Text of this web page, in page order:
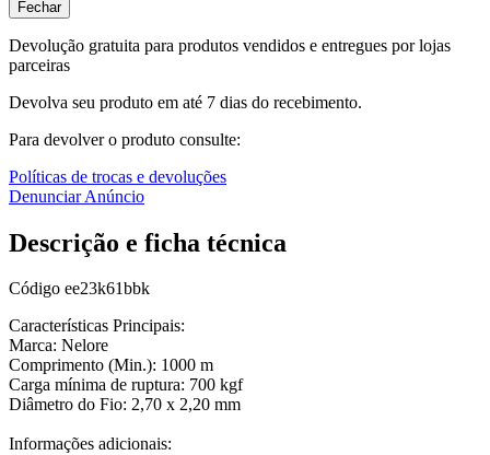
Fechar
Devolução gratuita para produtos vendidos e entregues por lojas
parceiras
Devolva seu produto em até 7 dias do recebimento.
Para devolver o produto consulte:
Políticas de trocas e devoluções
Denunciar Anúncio
Descrição e ficha técnica
Código ee23k61bbk
Características Principais:
Marca: Nelore
Comprimento (Min.): 1000 m
Carga mínima de ruptura: 700 kgf
Diâmetro do Fio: 2,70 x 2,20 mm
Informações adicionais: